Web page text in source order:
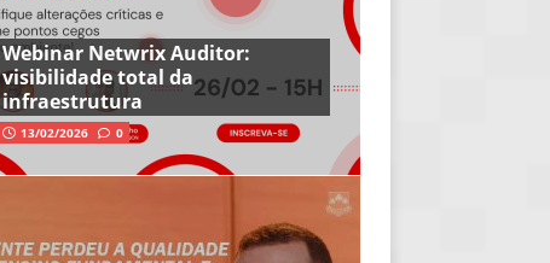
Webinar Netwrix Auditor:
visibilidade total da
infraestrutura
13/02/2026 0